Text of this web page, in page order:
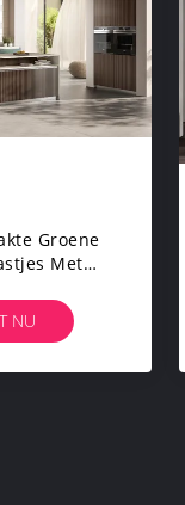
Groene
Met
NU